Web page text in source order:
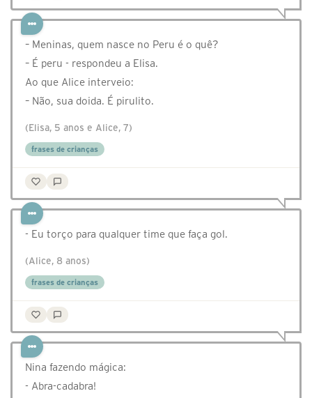
– Meninas, quem nasce no Peru é o quê?
– É peru - respondeu a Elisa.
Ao que Alice interveio:
– Não, sua doida. É pirulito.
(Elisa, 5 anos e Alice, 7)
frases de crianças
- Eu torço para qualquer time que faça gol.
(Alice, 8 anos)
frases de crianças
Nina fazendo mágica:
- Abra-cadabra!